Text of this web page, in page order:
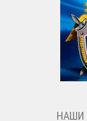
НАШИ